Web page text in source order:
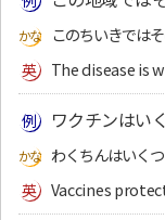
このちいきでは
The disease is
ワクチンはい
わくちんはいく
Vaccines